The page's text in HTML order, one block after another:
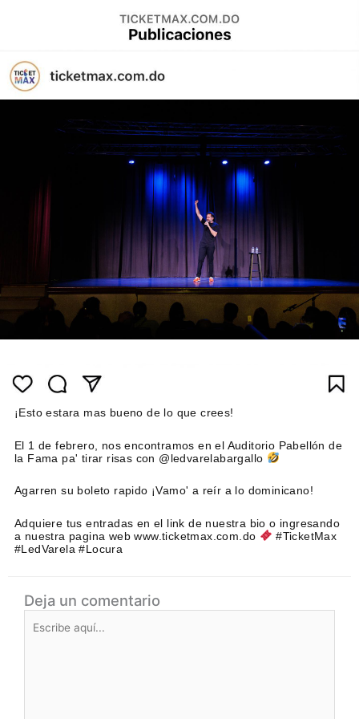
¡Esto estara mas bueno de lo que crees!
El 1 de febrero, nos encontramos en el Auditorio Pabellón de
la Fama pa' tirar risas con @ledvarelabargallo
Agarren su boleto rapido ¡Vamo' a reír a lo dominicano!
Adquiere tus entradas en el link de nuestra bio o ingresando
a nuestra pagina web www.ticketmax.com.do
#TicketMax
#LedVarela #Locura
Deja un comentario
aquí...